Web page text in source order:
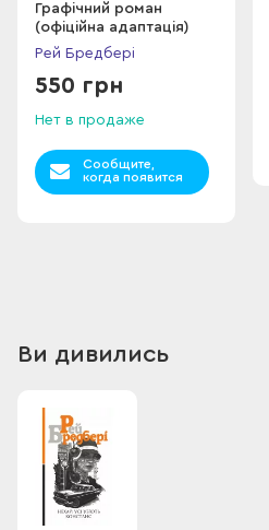
Графічний роман
(офіційна адаптація)
Рей Бредбері
550 грн
Нет в продаже
Сообщите,
когда появится
Ви дивились